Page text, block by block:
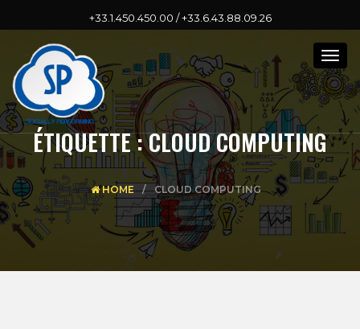
+33.1.450.450.00 / +33.6.43.88.09.26
ÉTIQUETTE :CLOUD COMPUTING
HOME CLOUD COMPUTING